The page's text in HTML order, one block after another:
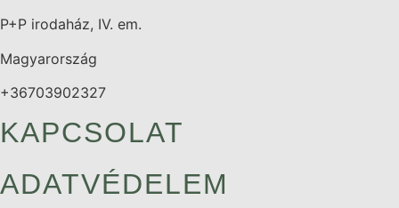
P+P irodaház, IV. em.
Magyarország
+36703902327
KAPCSOLAT
ADATVÉDELEM